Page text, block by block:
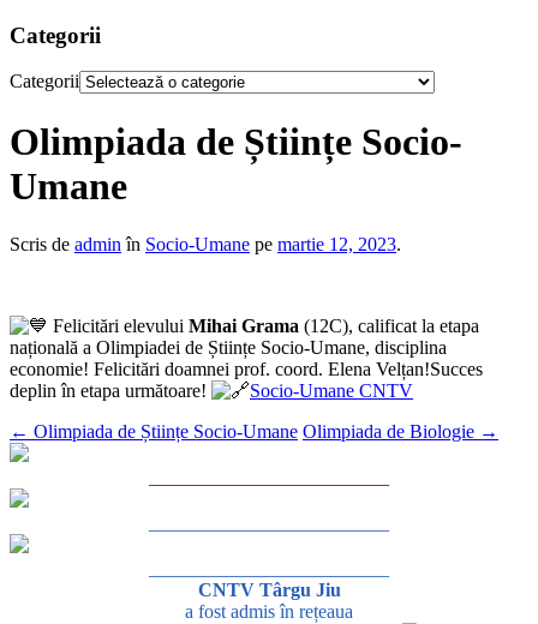
Categorii
Categorii
Olimpiada de Științe Socio-
Umane
Scris de admin în Socio-Umane pe martie 12, 2023.
Felicitări elevului Mihai Grama (12C), calificat la etapa
națională a Olimpiadei de Științe Socio-Umane, disciplina
economie! Felicitări doamnei prof. coord. Elena Velțan!Succes
deplin în etapa următoare!
Socio-Umane CNTV
← Olimpiada de Științe Socio-Umane Olimpiada de Biologie →
CNTV Târgu Jiu
a fost admis în rețeaua